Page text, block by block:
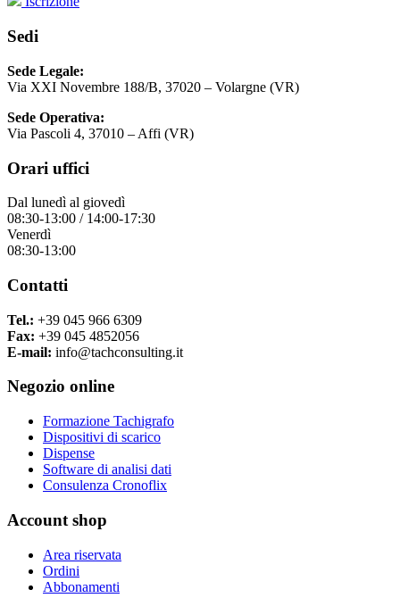
Sedi
Sede Legale:
Via XXI Novembre 188/B, 37020 – Volargne (VR)
Sede Operativa:
Via Pascoli 4, 37010 – Affi (VR)
Orari uffici
Dal lunedì al giovedì
08:30-13:00 / 14:00-17:30
Venerdì
08:30-13:00
Contatti
Tel.: +39 045 966 6309
Fax: +39 045 4852056
E-mail: info@tachconsulting.it
Negozio online
Formazione Tachigrafo
Dispositivi di scarico
Dispense
Software di analisi dati
Consulenza Cronoflix
Account shop
Area riservata
Ordini
Abbonamenti